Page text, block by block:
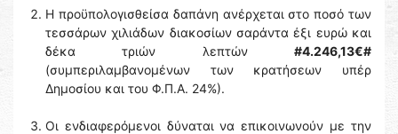
Η προϋπολογισθείσα δαπάνη ανέρχεται στο ποσό των
τεσσάρων χιλιάδων διακοσίων σαράντα έξι ευρώ και
δέκα τριών λεπτών #4.246,13€#
(συμπεριλαμβανομένων των κρατήσεων υπέρ
Δημοσίου και του Φ.Π.Α. 24%).
Οι ενδιαφερόμενοι δύναται να επικοινωνούν με την